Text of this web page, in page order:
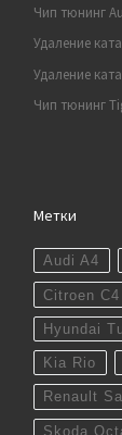
Чип тюнинг
Удаление
Удаление
Чип тюнинг
Метки
Audi A4
Citroen C4
Hyundai
Kia Rio
Renault
Skoda